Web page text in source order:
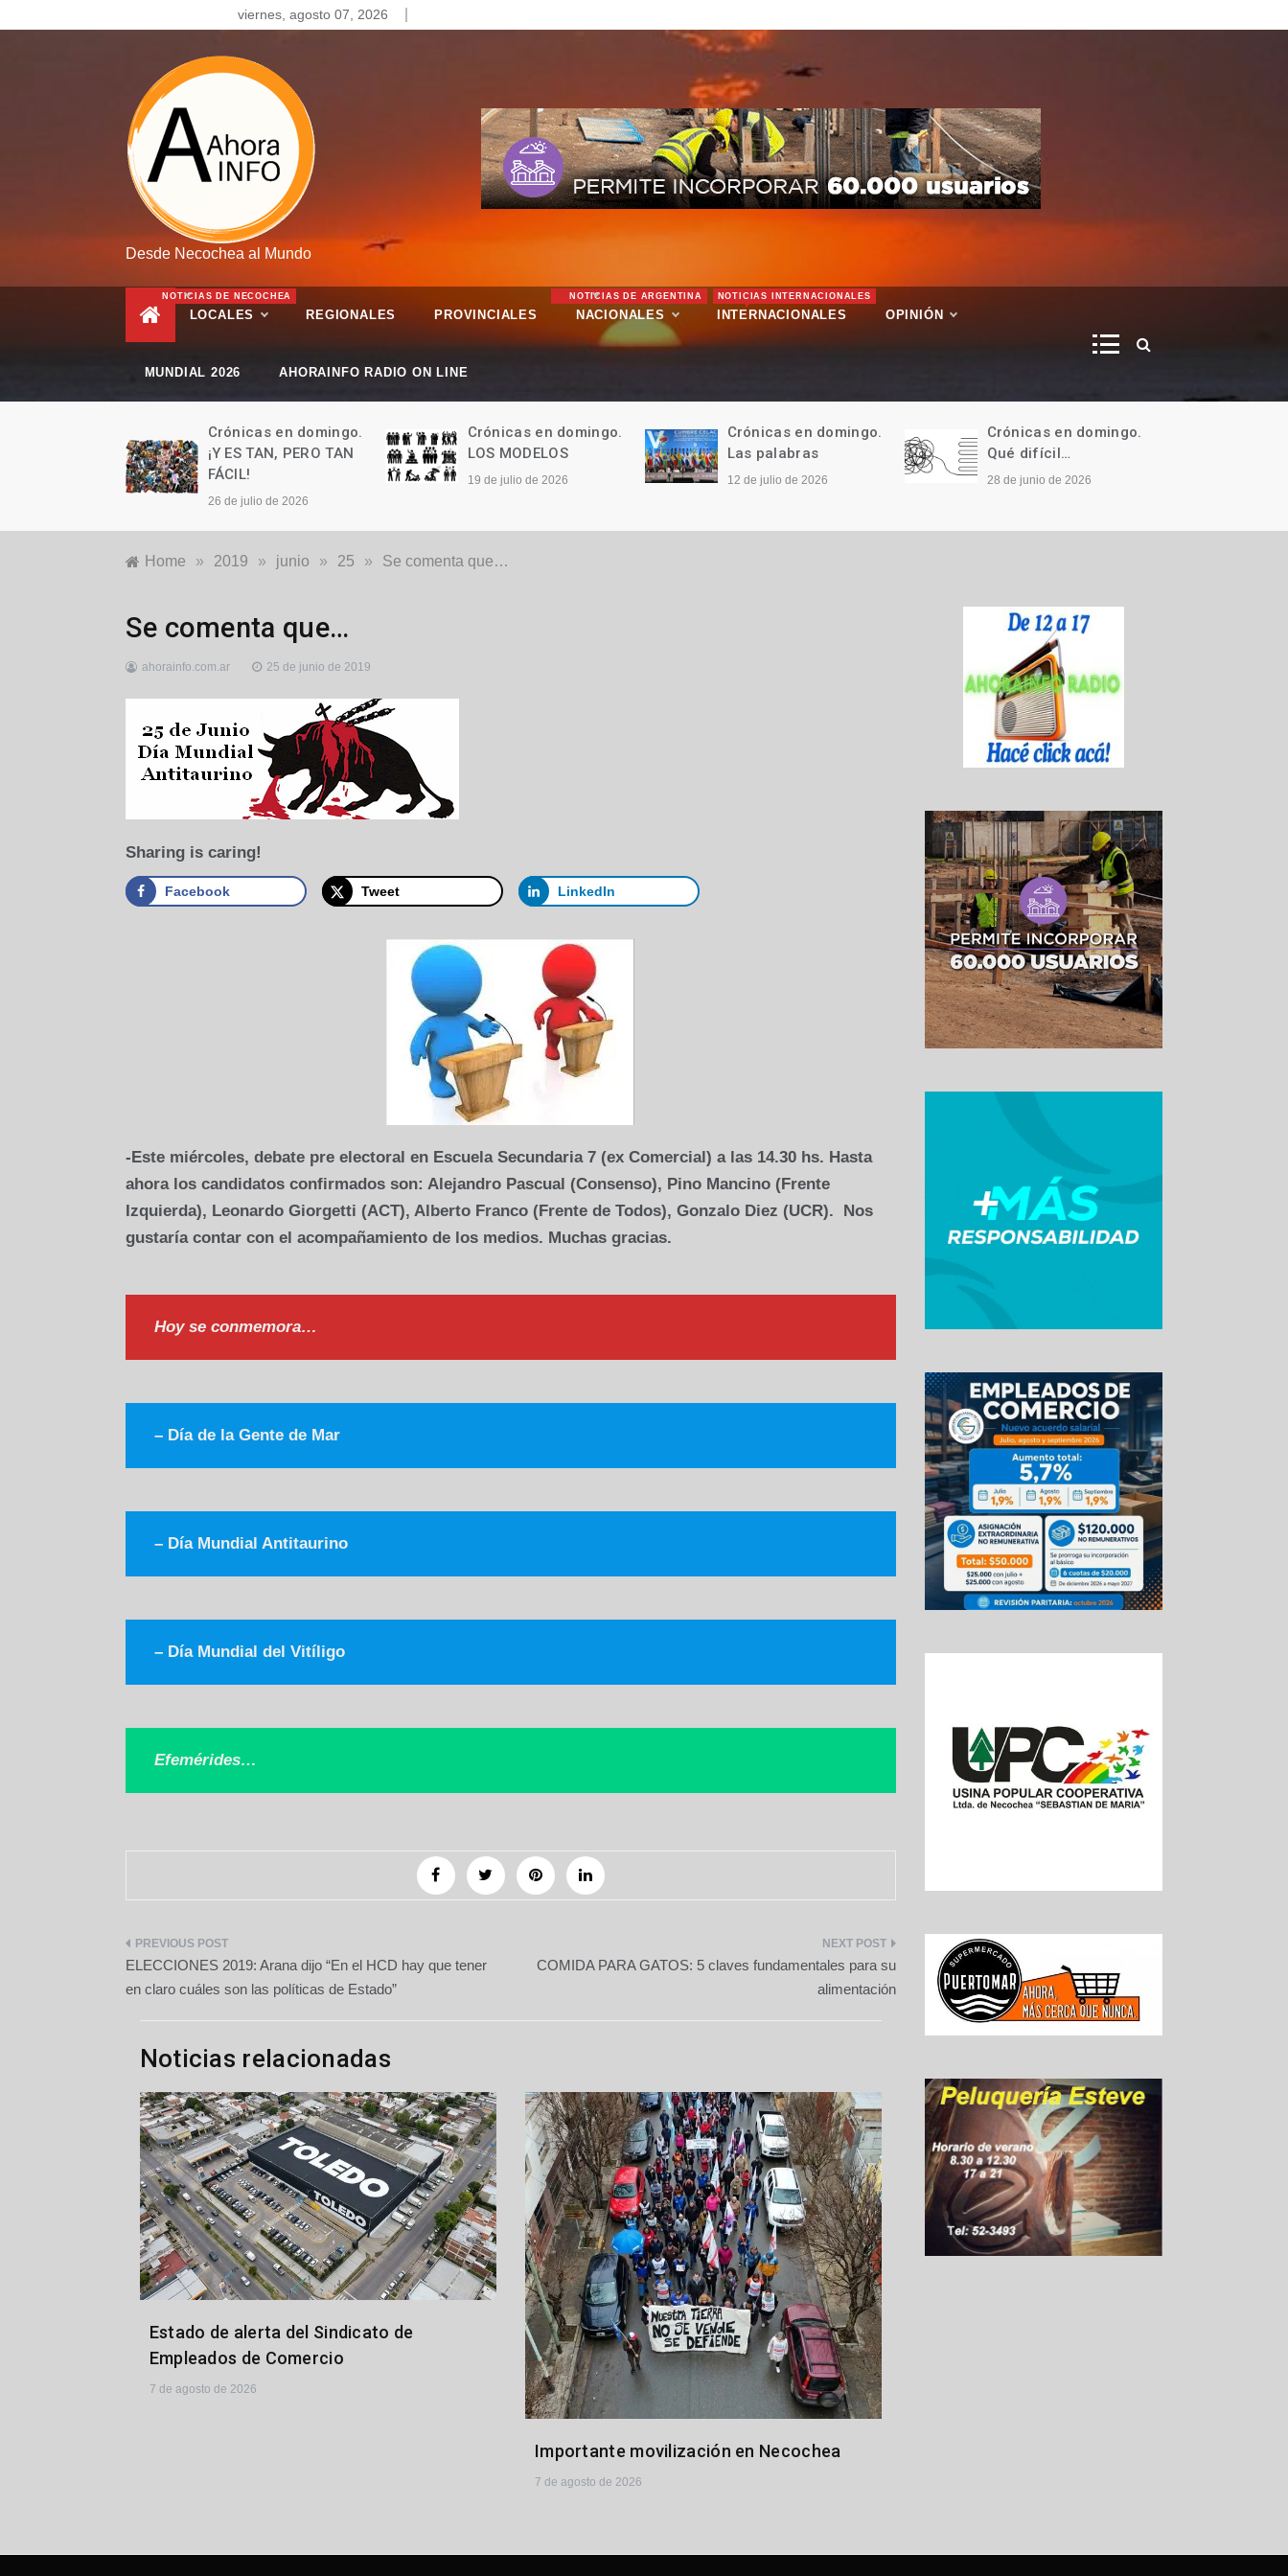
to
viernes, agosto 07, 2026
Desde Necochea al Mundo
LOCALES
NOTICIAS DE NECOCHEA
REGIONALES PROVINCIALES NACIONALES
NOTICIAS DE ARGENTINA
INTERNACIONALES
NOTICIAS INTERNACIONALES
OPINIÓN
MUNDIAL 2026 AHORAINFO RADIO ON LINE
Crónicas en domingo.
¡Y ES TAN, PERO TAN
FÁCIL!
26 de julio de 2026
Crónicas en domingo.
LOS MODELOS
19 de julio de 2026
Crónicas en domingo.
Las palabras
12 de julio de 2026
Crónicas en domingo.
Qué difícil…
28 de junio de 2026
Home » 2019 » junio » 25 » Se comenta que…
Destacadas
Locales
Se comenta que…
ahorainfo.com.ar 25 de junio de 2019
Sharing is caring!
Facebook Tweet LinkedIn
-Este miércoles, debate pre electoral en Escuela Secundaria 7 (ex Comercial) a las 14.30 hs. Hasta
ahora los candidatos confirmados son: Alejandro Pascual (Consenso), Pino Mancino (Frente
Izquierda), Leonardo Giorgetti (ACT), Alberto Franco (Frente de Todos), Gonzalo Diez (UCR). Nos
gustaría contar con el acompañamiento de los medios. Muchas gracias.
Hoy se conmemora…
– Día de la Gente de Mar
– Día Mundial Antitaurino
– Día Mundial del Vitíligo
Efemérides…
Navegación
de
entradas
ELECCIONES 2019: Arana dijo “En el HCD hay que tener
en claro cuáles son las políticas de Estado”
COMIDA PARA GATOS: 5 claves fundamentales para su
alimentación
Noticias relacionadas
Estado de alerta del Sindicato de
Empleados de Comercio
7 de agosto de 2026
Importante movilización en Necochea
7 de agosto de 2026